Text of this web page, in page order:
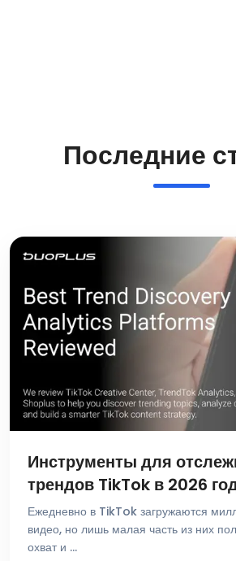
Последние
Инструменты для
трендов TikTok в 2026
лучших платформ для
аналитики
Ежедневно в TikTok загружаются
видео, но лишь малая часть из них
охват и …